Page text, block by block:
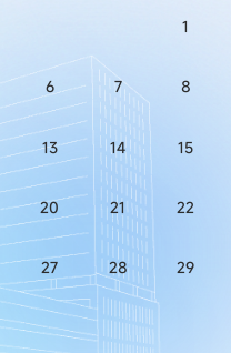
1
6 7 8
13 14 15
20 21 22
27 28 29